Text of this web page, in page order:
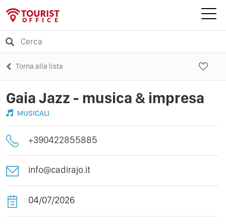
Torna alla lista
Gaia Jazz - musica & impresa
MUSICALI
+390422855885
info@cadirajo.it
04/07/2026